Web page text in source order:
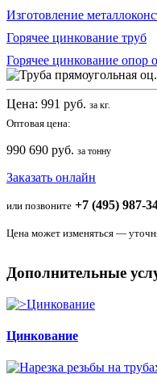
Изготовление
Горячее цинкование труб
Горячее цинкование опор
Цена: 991 руб. за кг.
Оптовая цена:
990 690 руб. за тонну
Заказать онлайн
или позвоните +7 (495) 987-
Цена может изменяться —
Дополнительные
Цинкование